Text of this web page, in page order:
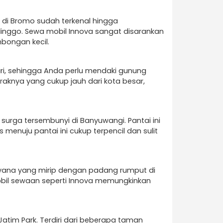
Bromo sudah terkenal hingga
Sewa mobil Innova sangat disarankan
kecil.
sehingga Anda perlu mendaki gunung
yang cukup jauh dari kota besar,
tersembunyi di Banyuwangi. Pantai ini
menuju pantai ini cukup terpencil dan sulit
yang mirip dengan padang rumput di
sewaan seperti Innova memungkinkan
Park. Terdiri dari beberapa taman